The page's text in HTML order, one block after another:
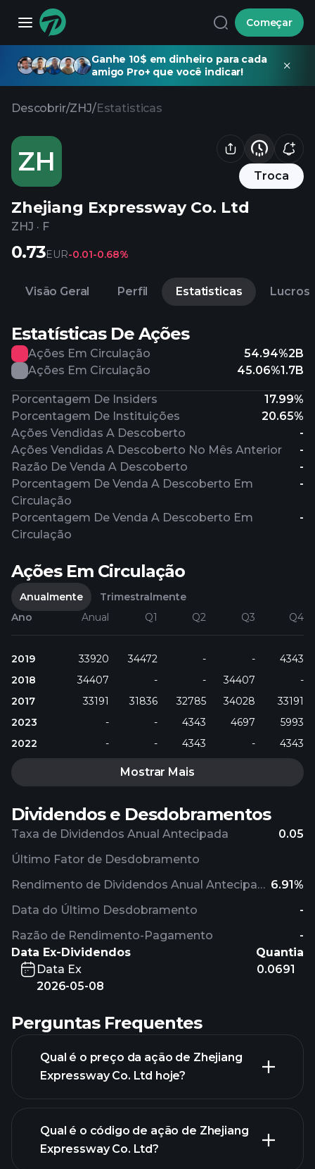
Começar
Ganhe 10$ em dinheiro para cada
amigo Pro+ que você indicar!
Descobrir/ZHJ/Estatisticas
ZH Troca
Zhejiang Expressway Co. Ltd
ZHJ · F
0.73EUR-0.01-0.68%
Visão Geral Perfil Estatisticas Lucros
Estatísticas De Ações
Ações Em Circulação 54.94%2B
Ações Em Circulação
45.06%1.7B
Porcentagem De Insiders
17.99%
Porcentagem De Instituições
20.65%
Ações Vendidas A Descoberto
-
Ações Vendidas A Descoberto No Mês Anterior
-
Razão De Venda A Descoberto
-
Porcentagem De Venda A Descoberto Em
Circulação
-
Porcentagem De Venda A Descoberto Em
Circulação
-
Ações Em Circulação
Anualmente
Trimestralmente
Ano
Anual Q1 Q2 Q3 Q4
2019 33920 34472 - -
4343
2018
34407 - - 34407
-
2017
33191 31836 32785 34028
33191
2023
- - 4343 4697
5993
2022
- - 4343 - 4343
Mostrar Mais
Dividendos e Desdobramentos
Taxa de Dividendos Anual Antecipada 0.05
Rendimento de Dividendos Anual Antecipado 6.91%
Razão de Rendimento-Pagamento -
Último Fator de Desdobramento
Data do Último Desdobramento -
Data Ex-Dividendos
Quantia
Data Ex
2026-05-08
0.0691
Perguntas Frequentes
Qual é o preço da ação de Zhejiang
Expressway Co. Ltd hoje?
Qual é o código de ação de Zhejiang
Expressway Co. Ltd?